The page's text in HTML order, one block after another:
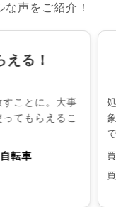
声をご紹介！
る！
ことに。大事
てもらえるこ
転車